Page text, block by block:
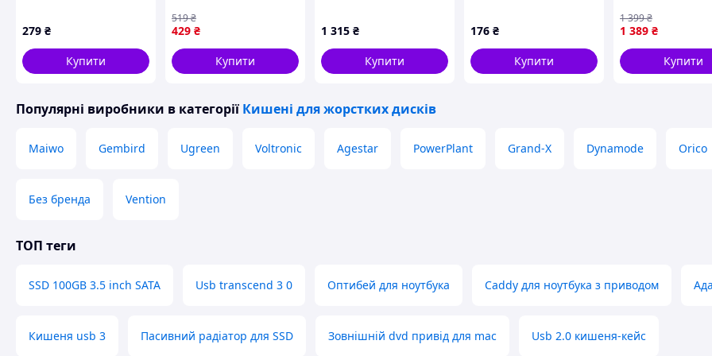
преміально, а й допомагає відводити тепло від накопичувача під час активної роботи. Це особливо корисно
для NVMe SSD, які можуть нагріватися при копіюванні великих файлів. Додатковий плюс — RGB-
279 ₴
Купити
(UGR-50274)
429 ₴
519₴
Купити
1 315 ₴
Купити
aluminum+plastic,
Blister, Q100
176 ₴
Купити
1 389 ₴
1 399₴
Купити
Популярні виробники в категорії Кишені для жорстких дисків
Maiwo Gembird Ugreen Voltronic Agestar PowerPlant Grand-X Dynamode Orico
Без бренда Vention
ТОП теги
SSD 100GB 3.5 inch SATA Usb transcend 3 0 Оптибей для ноутбука Caddy для ноутбука з приводом
Кишеня usb 3 Пасивний радіатор для SSD Зовнішній dvd привід для mac Usb 2.0 кишеня-кейс